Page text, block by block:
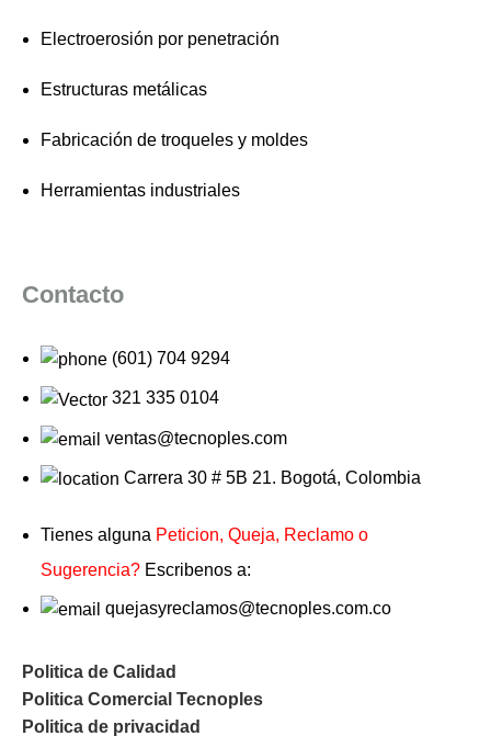
Electroerosión por penetración
Estructuras metálicas
Fabricación de troqueles y moldes
Herramientas industriales
Contacto
(601) 704 9294
321 335 0104
ventas@tecnoples.com
Carrera 30 # 5B 21. Bogotá, Colombia
Tienes alguna Peticion, Queja, Reclamo o
Sugerencia? Escribenos a:
quejasyreclamos@tecnoples.com.co
Politica de Calidad
Politica Comercial Tecnoples
Politica de privacidad